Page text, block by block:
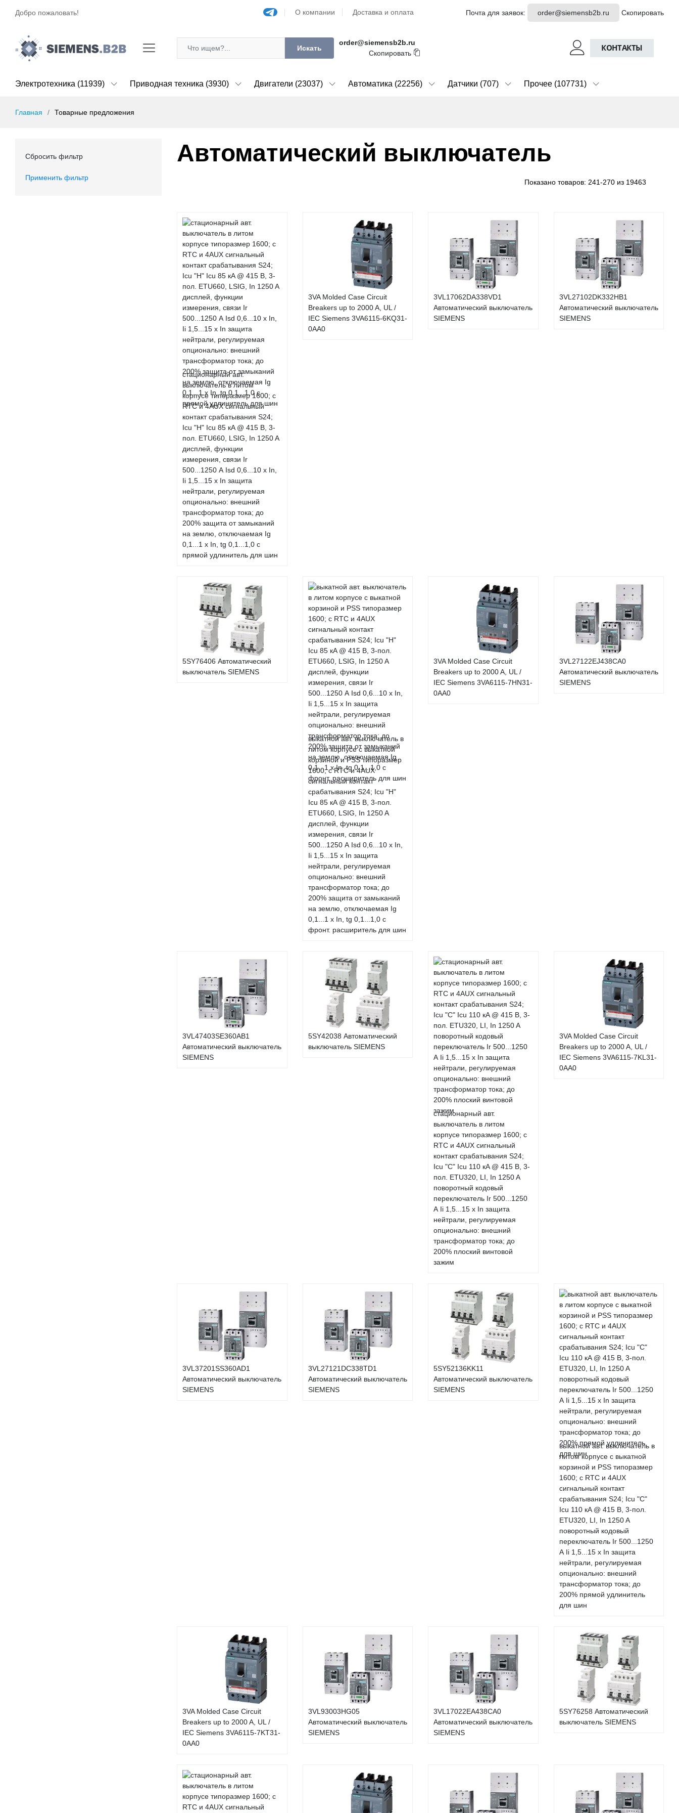
Добро пожаловать! О компании Доставка и оплата Почта для заявок: order@siemensb2b.ru Скопировать
Искать
order@siemensb2b.ru
Скопировать
КОНТАКТЫ
Электротехника (11939) Приводная техника (3930) Двигатели (23037) Автоматика (22256) Датчики (707) Прочее (107731)
Главная Товарные предложения
Сбросить фильтр
Применить фильтр
Автоматический выключатель
Показано товаров: 241-270 из 19463
стационарный авт.
выключатель в литом
корпусе типоразмер 1600; с
RTC и 4AUX сигнальный
контакт срабатывания S24;
Icu "H" Icu 85 кA @ 415 В, 3-
пол. ETU660, LSIG, In 1250 A
дисплей, функции
измерения, связи Ir
500...1250 А Isd 0,6...10 x In,
Ii 1,5...15 x In защита
нейтрали, регулируемая
опционально: внешний
трансформатор тока; до
200% защита от замыканий
на землю, отключаемая Ig
0,1...1 x In, tg 0,1...1,0 с
прямой удлинитель для шин
3VA Molded Case Circuit
Breakers up to 2000 A, UL /
IEC Siemens 3VA6115-6KQ31-
0AA0
3VL17062DA338VD1
Автоматический выключатель
SIEMENS
3VL27102DK332HB1
Автоматический выключатель
SIEMENS
5SY76406 Автоматический
выключатель SIEMENS
выкатной авт. выключатель в
литом корпусе с выкатной
корзиной и PSS типоразмер
1600; с RTC и 4AUX
сигнальный контакт
срабатывания S24; Icu "H"
Icu 85 кA @ 415 В, 3-пол.
ETU660, LSIG, In 1250 A
дисплей, функции
измерения, связи Ir
500...1250 А Isd 0,6...10 x In,
Ii 1,5...15 x In защита
нейтрали, регулируемая
опционально: внешний
трансформатор тока; до
200% защита от замыканий
на землю, отключаемая Ig
0,1...1 x In, tg 0,1...1,0 с
фронт. расширитель для шин
3VA Molded Case Circuit
Breakers up to 2000 A, UL /
IEC Siemens 3VA6115-7HN31-
0AA0
3VL27122EJ438CA0
Автоматический выключатель
SIEMENS
3VL47403SE360AB1
Автоматический выключатель
SIEMENS
5SY42038 Автоматический
выключатель SIEMENS
стационарный авт.
выключатель в литом
корпусе типоразмер 1600; с
RTC и 4AUX сигнальный
контакт срабатывания S24;
Icu "C" Icu 110 кA @ 415 В, 3-
пол. ETU320, LI, In 1250 A
поворотный кодовый
переключатель Ir 500...1250
А Ii 1,5...15 x In защита
нейтрали, регулируемая
опционально: внешний
трансформатор тока; до
200% плоский винтовой
зажим
3VA Molded Case Circuit
Breakers up to 2000 A, UL /
IEC Siemens 3VA6115-7KL31-
0AA0
3VL37201SS360AD1
Автоматический выключатель
SIEMENS
3VL27121DC338TD1
Автоматический выключатель
SIEMENS
5SY52136KK11
Автоматический выключатель
SIEMENS
выкатной авт. выключатель в
литом корпусе с выкатной
корзиной и PSS типоразмер
1600; с RTC и 4AUX
сигнальный контакт
срабатывания S24; Icu "C"
Icu 110 кA @ 415 В, 3-пол.
ETU320, LI, In 1250 A
поворотный кодовый
переключатель Ir 500...1250
А Ii 1,5...15 x In защита
нейтрали, регулируемая
опционально: внешний
трансформатор тока; до
200% прямой удлинитель
для шин
3VA Molded Case Circuit
Breakers up to 2000 A, UL /
IEC Siemens 3VA6115-7KT31-
0AA0
3VL93003HG05
Автоматический выключатель
SIEMENS
3VL17022EA438CA0
Автоматический выключатель
SIEMENS
5SY76258 Автоматический
выключатель SIEMENS